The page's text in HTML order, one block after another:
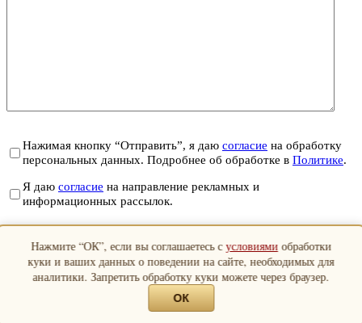
Нажимая кнопку “Отправить”, я даю согласие на обработку
персональных данных. Подробнее об обработке в Политике.
Я даю согласие на направление рекламных и
информационных рассылок.
Отправить
Закрыть
Нажмите “ОК”, если вы соглашаетесь сусловиями обработки
куки и ваших данных о поведении на сайте, необходимых для
аналитики. Запретить обработку куки можете через браузер.
ОК